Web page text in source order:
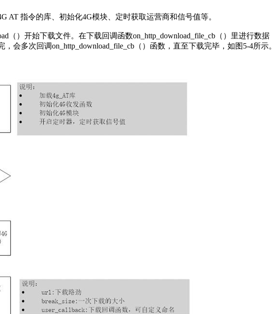
AT 指令的库、初始化4G模块、定时获取运营商和信号值等。
（）开始下载文件。在下载回调函数on_http_download_file_cb（）里进行数据
会多次回调on_http_download_file_cb（）函数，直至下载完毕，如图5-4所示。